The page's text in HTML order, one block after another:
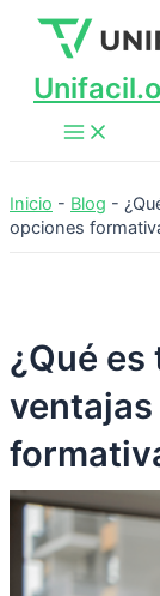
Menu
Inicio - Blog -
opciones
¿Qué